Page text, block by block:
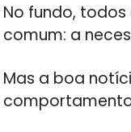
No fundo,
comum: a
Mas a boa